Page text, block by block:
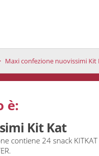
Maxi confezione nuovissimi Kit
è:
Kit Kat
contiene 24 snack KITKAT